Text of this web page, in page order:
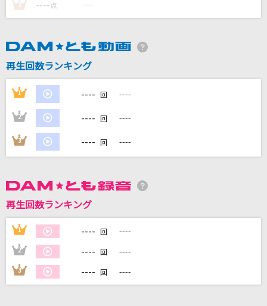
すりぃ
ずっと真夜中でいいのに。
[生音]ツバサ
アンダーグラフ
GIRI GIRI -アニメ映像 ver.-
鈴木雅之 feat. すぅ
DECO*27
弱虫モンブラン
DECO*27
3 ---- 点 ----
再生回数ランキング
1 ---- 回 ----
2 ---- 回 ----
3 ---- 回 ----
再生回数ランキング
1 ---- 回 ----
2 ---- 回 ----
3 ---- 回 ----